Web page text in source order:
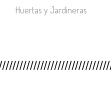
Huertas y Jardineras